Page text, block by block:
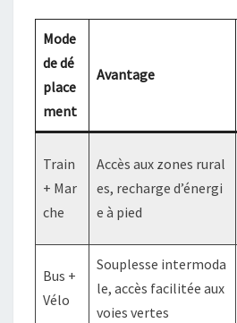
Mode
de dé
place
ment
Avantage
Train
+ Mar
che
Accès aux zones rural
es, recharge d’énergi
e à pied
Bus +
Vélo
Souplesse intermoda
le, accès facilitée aux
voies vertes